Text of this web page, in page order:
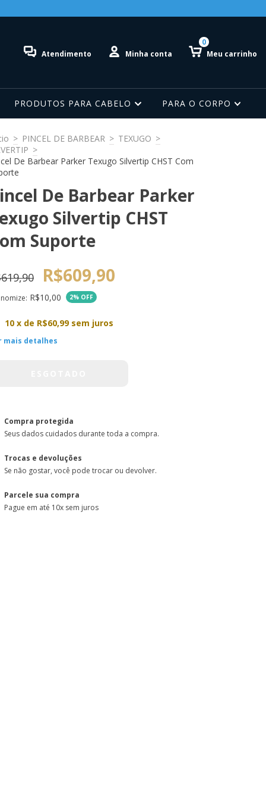
Atendimento Minha conta Meu carrinho
0
PRODUTOS PARA CABELO PARA O CORPO
> PINCEL DE BARBEAR > TEXUGO >
>
De Barbear Parker Texugo Silvertip CHST Com
De Barbear Parker
Silvertip CHST
Suporte
R$609,90
R$10,00 2% OFF
10 x de R$60,99 sem juros
mais detalhes
Compra protegida
Seus dados cuidados durante toda a compra.
Trocas e devoluções
Se não gostar, você pode trocar ou devolver.
Parcele sua compra
Pague em até 10x sem juros